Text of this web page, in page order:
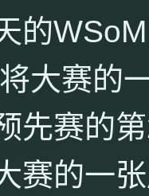
的WSoM
大赛的
先赛的第
赛的一